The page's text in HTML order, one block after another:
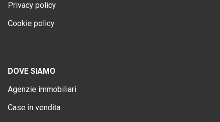
Privacy policy
Cookie policy
DOVE SIAMO
Agenzie immobiliari
Case in vendita